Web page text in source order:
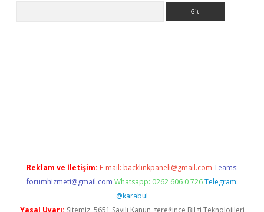
Reklam ve İletişim: E-mail: backlinkpaneli@gmail.com Teams:
forumhizmeti@gmail.com Whatsapp: 0262 606 0 726 Telegram:
@karabul
Yasal Uyarı: Sitemiz, 5651 Sayılı Kanun gereğince Bilgi Teknolojileri